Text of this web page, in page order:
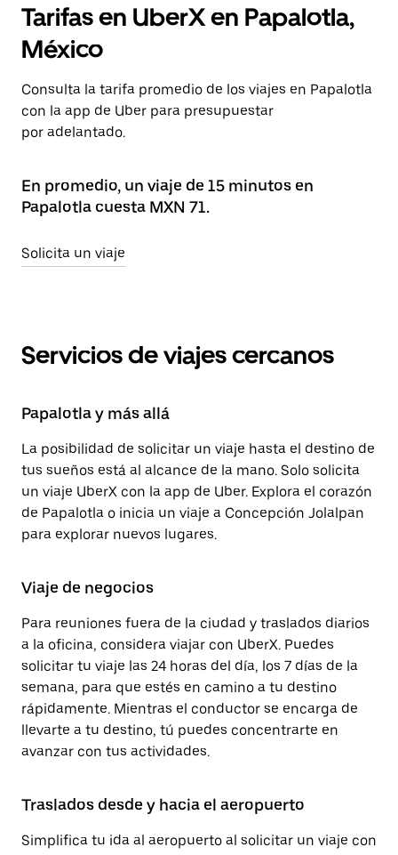
Tarifas en UberX en Papalotla,
México
Consulta la tarifa promedio de los viajes en Papalotla
con la app de Uber para presupuestar
por adelantado.
En promedio, un viaje de 15 minutos en
Papalotla cuesta MXN 71.
Solicita un viaje
Servicios de viajes cercanos
Papalotla y más allá
La posibilidad de solicitar un viaje hasta el destino de
tus sueños está al alcance de la mano. Solo solicita
un viaje UberX con la app de Uber. Explora el corazón
de Papalotla o inicia un viaje a Concepción Jolalpan
para explorar nuevos lugares.
Viaje de negocios
Para reuniones fuera de la ciudad y traslados diarios
a la oficina, considera viajar con UberX. Puedes
solicitar tu viaje las 24 horas del día, los 7 días de la
semana, para que estés en camino a tu destino
rápidamente. Mientras el conductor se encarga de
llevarte a tu destino, tú puedes concentrarte en
avanzar con tus actividades.
Traslados desde y hacia el aeropuerto
Simplifica tu ida al aeropuerto al solicitar un viaje con